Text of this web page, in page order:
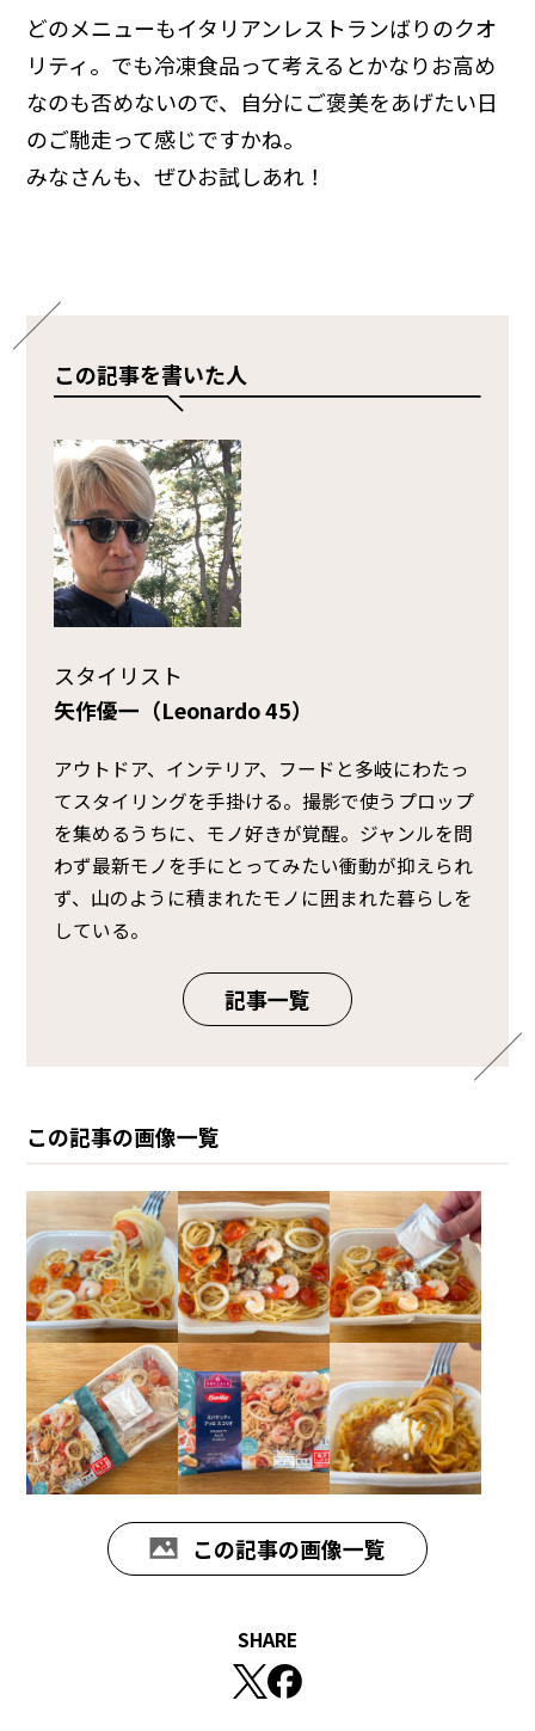
どのメニューもイタリアンレストランばりのクオ
リティ。でも冷凍食品って考えるとかなりお高め
なのも否めないので、自分にご褒美をあげたい日
のご馳走って感じですかね。
みなさんも、ぜひお試しあれ！
この記事を書いた人
スタイリスト
矢作優一（Leonardo 45）
アウトドア、インテリア、フードと多岐にわたっ
てスタイリングを手掛ける。撮影で使うプロップ
を集めるうちに、モノ好きが覚醒。ジャンルを問
わず最新モノを手にとってみたい衝動が抑えられ
ず、山のように積まれたモノに囲まれた暮らしを
している。
記事一覧
この記事の画像一覧
この記事の画像一覧
SHARE